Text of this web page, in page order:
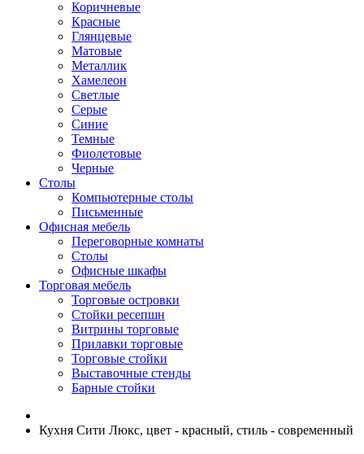
Коричневые
Красные
Глянцевые
Матовые
Металлик
Хамелеон
Светлые
Серые
Синие
Темные
Фиолетовые
Черные
Столы
Компьютерные столы
Письменные
Офисная мебель
Переговорные комнаты
Столы
Офисные шкафы
Торговая мебель
Торговые островки
Стойки ресепшн
Витрины торговые
Прилавки торговые
Торговые стойки
Выставочные стенды
Барные стойки
Кухня Сити Люкс, цвет - красный, стиль - современный